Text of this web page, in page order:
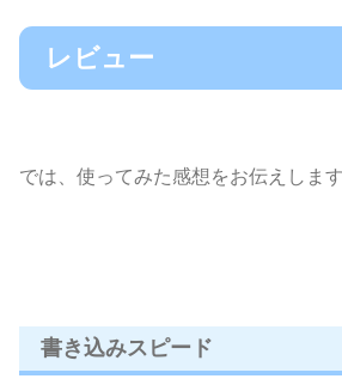
レビュー
では、使ってみた感想をお伝えします
書き込みスピード